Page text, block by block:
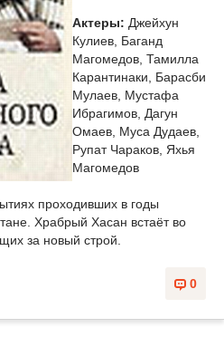
Актеры: Джейхун
Кулиев, Баганд
Магомедов, Тамилла
Карантинаки, Барасби
Мулаев, Мустафа
Ибрагимов, Дагун
Омаев, Муса Дудаев,
Рупат Чараков, Яхья
Магомедов
проходивших в годы
Храбрый Хасан встаёт во
за новый строй.
0